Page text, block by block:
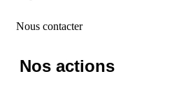
Nous contacter
Nos actions